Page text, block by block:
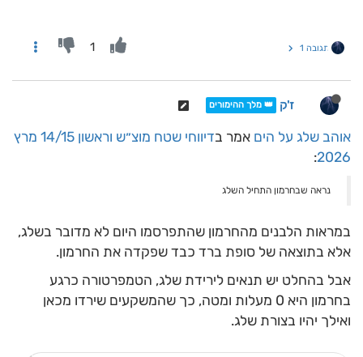
תגובה 1 1
ז'ק 👑 מלך ההימורים
אוהב שלג על הים אמר ב
דיווחי שטח מוצ״ש וראשון 14/15 מרץ
2026
:
נראה שבחרמון התחיל השלג
במראות הלבנים מהחרמון שהתפרסמו היום לא מדובר בשלג,
אלא בתוצאה של סופת ברד כבד שפקדה את החרמון.
אבל בהחלט יש תנאים לירידת שלג, הטמפרטורה כרגע
בחרמון היא 0 מעלות ומטה, כך שהמשקעים שירדו מכאן
ואילך יהיו בצורת שלג.